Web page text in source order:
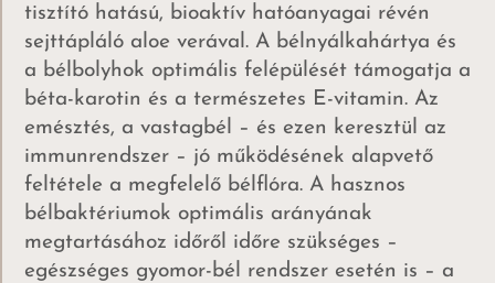
tisztító hatású, bioaktív hatóanyagai révén
sejttápláló aloe verával. A bélnyálkahártya és
a bélbolyhok optimális felépülését támogatja a
béta-karotin és a természetes E-vitamin. Az
emésztés, a vastagbél – és ezen keresztül az
immunrendszer – jó működésének alapvető
feltétele a megfelelő bélflóra. A hasznos
bélbaktériumok optimális arányának
megtartásához időről időre szükséges –
egészséges gyomor-bél rendszer esetén is – a